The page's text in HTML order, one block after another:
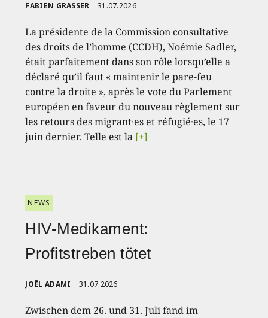
FABIEN GRASSER 31.07.2026
La présidente de la Commission consultative
des droits de l’homme (CCDH), Noémie Sadler,
était parfaitement dans son rôle lorsqu’elle a
déclaré qu’il faut « maintenir le pare-feu
contre la droite », après le vote du Parlement
européen en faveur du nouveau règlement sur
les retours des migrant·es et réfugié·es, le 17
juin dernier. Telle est la [+]
NEWS
HIV-Medikament:
Profitstreben tötet
JOËL ADAMI 31.07.2026
Zwischen dem 26. und 31. Juli fand im